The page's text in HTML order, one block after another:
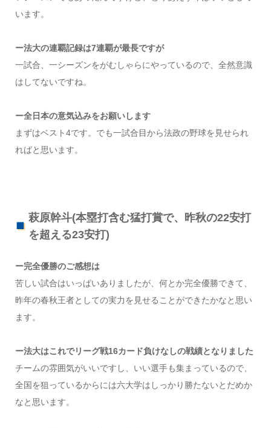
います。
ー法大の連覇記録は7連覇が最長ですが
一試合、一シーズンをがむしゃらにやっているので、全然意識
はしてないですね。
ー全日本の意気込みをお願いします
まずはベスト4です。でも一試合目から法政の野球を見せられ
ればと思います。
萩原幹斗(本塁打含む猛打賞で、昨秋の22安打
を超える23安打)
ー完全優勝のご感想は
苦しい試合はいっぱいありましたが、何とか完全優勝できて、
昨年の春秋王者としての実力を見せることができたかなと思い
ます。
ー法大はこれでリーグ戦16カード負けなしの戦績となりました
チームの雰囲気がいいですし、いい選手も集まっているので、
全国を狙っているからには六大学はしっかり勝たないとだめか
なと思います。